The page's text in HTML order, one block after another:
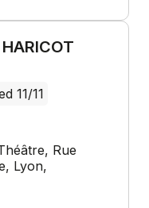
11/11
Rue
Lyon,